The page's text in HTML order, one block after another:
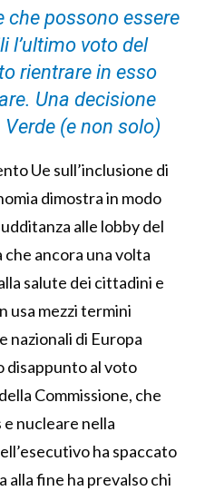
possono essere
l’ultimo voto del
rientrare in esso
Una decisione
(e non solo)
Ue sull’inclusione di
dimostra in modo
alle lobby del
ancora una volta
salute dei cittadini e
usa mezzi termini
nazionali di Europa
disappunto al voto
Commissione, che
e nucleare nella
ha spaccato
alla fine ha prevalso chi